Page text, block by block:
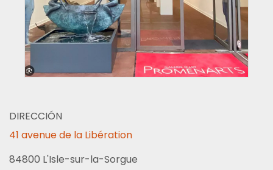
DIRECCIÓN
41 avenue de la Libération
84800 L'Isle-sur-la-Sorgue